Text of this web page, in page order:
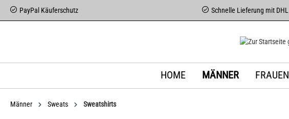
PayPal Käuferschutz Schnelle Lieferung mit DHL
HOME MÄNNER FRAUEN
Männer Sweats Sweatshirts